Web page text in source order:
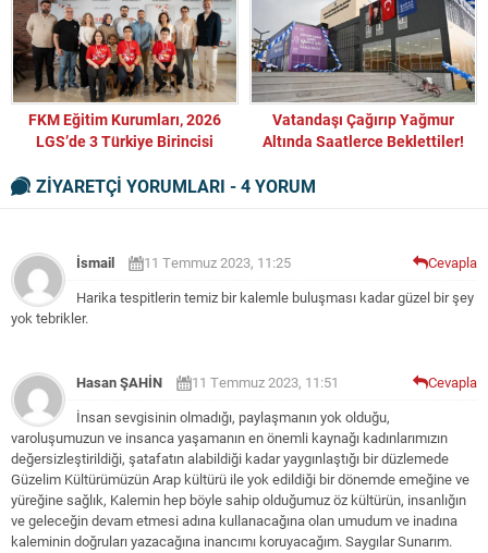
FKM Eğitim Kurumları, 2026
LGS’de 3 Türkiye Birincisi
Vatandaşı Çağırıp Yağmur
Altında Saatlerce Beklettiler!
ZİYARETÇİ YORUMLARI - 4 YORUM
İsmail
11 Temmuz 2023, 11:25
Harika tespitlerin temiz bir kalemle buluşması kadar güzel bir şey
yok tebrikler.
Cevapla
Hasan ŞAHİN
11 Temmuz 2023, 11:51
İnsan sevgisinin olmadığı, paylaşmanın yok olduğu,
varoluşumuzun ve insanca yaşamanın en önemli kaynağı kadınlarımızın
değersizleştirildiği, şatafatın alabildiği kadar yaygınlaştığı bir düzlemede
Güzelim Kültürümüzün Arap kültürü ile yok edildiği bir dönemde emeğine ve
yüreğine sağlık, Kalemin hep böyle sahip olduğumuz öz kültürün, insanlığın
ve geleceğin devam etmesi adına kullanacağına olan umudum ve inadına
kaleminin doğruları yazacağına inancımı koruyacağım. Saygılar Sunarım.
Cevapla